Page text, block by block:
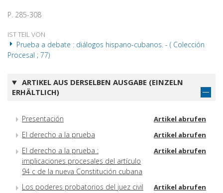
P. 285-308
IST TEIL VON
Prueba a debate : diálogos hispano-cubanos. - ( Colección
Procesal ; 77)
ARTIKEL AUS DERSELBEN AUSGABE (EINZELN
ERHÄLTLICH)
Presentación Artikel abrufen
El derecho a la prueba Artikel abrufen
El derecho a la prueba :
implicaciones procesales del artículo
94 c de la nueva Constitución cubana
Artikel abrufen
Los poderes probatorios del juez civil Artikel abrufen